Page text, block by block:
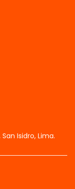
Isidro, Lima.